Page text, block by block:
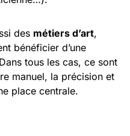
des métiers d’art,
bénéficier d’une
tous les cas, ce sont
manuel, la précision et
place centrale.